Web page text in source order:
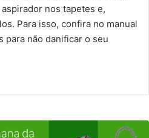
nos tapetes e,
Para isso, confira no manual
para não danificar o seu